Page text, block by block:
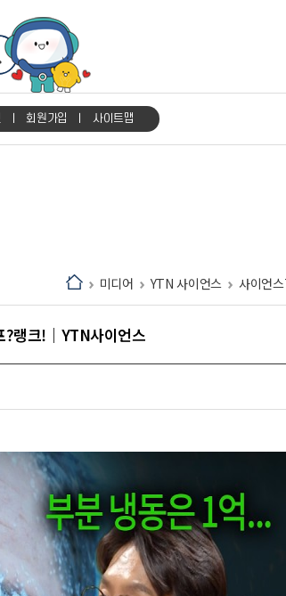
회원가입 사이트맵
미디어 YTN 사이언스 사이언
랭크!｜YTN사이언스